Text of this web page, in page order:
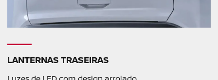
LANTERNAS TRASEIRAS